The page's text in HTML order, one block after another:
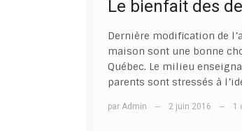
Le bienfait des
Dernière modification de
maison sont une bonne
Québec. Le milieu
parents sont stressés à
par Admin — 2 juin 2016 — 1